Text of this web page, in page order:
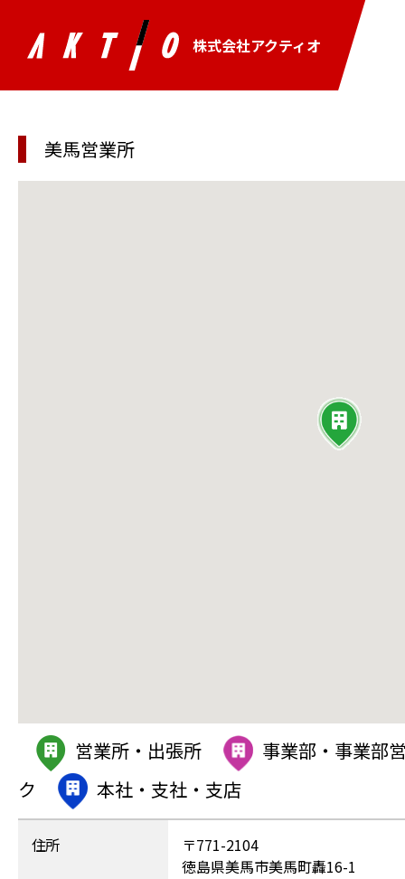
株式会社アクティオ
美馬営業所
営業所・出張所
事業部・事業部
ク
本社・支社・支店
住所
〒771-2104
徳島県美馬市美馬町轟16-1